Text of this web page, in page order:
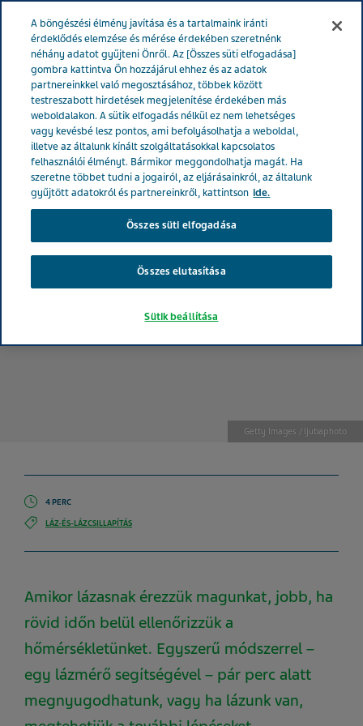
Magyarország Betegeknek Lázcsillapítás
mérjünk lázat?
Hogyan kell helyesen lázat
mérni?
Getty Images / ljubaphoto
4 PERC
LÁZ-ÉS-LÁZCSILLAPÍTÁS
Amikor lázasnak érezzük magunkat, jobb, ha
rövid időn belül ellenőrizzük a
hőmérsékletünket. Egyszerű módszerrel –
egy lázmérő segítségével – pár perc alatt
megnyugodhatunk, vagy ha lázunk van,
A böngészési élmény javítása és a tartalmaink iránti
érdeklődés elemzése és mérése érdekében szeretnénk
néhány adatot gyűjteni Önről. Az [Összes süti elfogadása]
gombra kattintva Ön hozzájárul ehhez és az adatok
partnereinkkel való megosztásához, többek között
testreszabott hirdetések megjelenítése érdekében más
weboldalakon. A sütik elfogadás nélkül ez nem lehetséges
vagy kevésbé lesz pontos, ami befolyásolhatja a weboldal,
illetve az általunk kínált szolgáltatásokkal kapcsolatos
felhasználói élményt. Bármikor meggondolhatja magát. Ha
szeretne többet tudni a jogairól, az eljárásainkról, az általunk
gyűjtött adatokról és partnereinkről, kattintson ide.
Összes süti elfogadása
Összes elutasítása
Sütik beállítása